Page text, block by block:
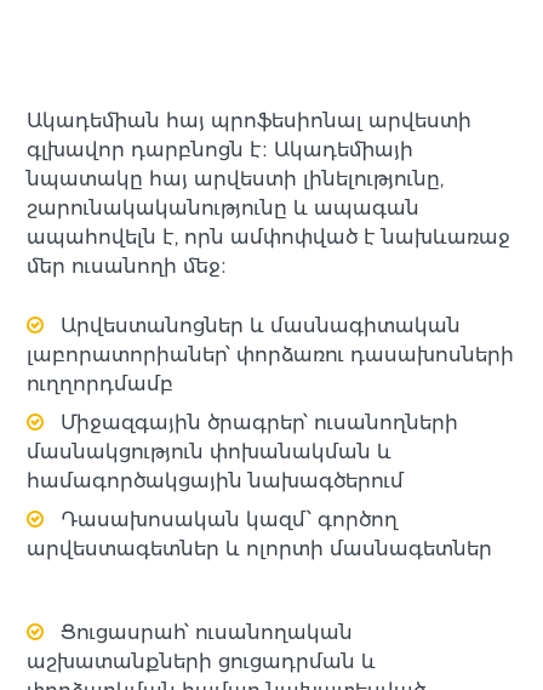
Ակադեմիան հայ պրոֆեսիոնալ արվեստի
գլխավոր դարբնոցն է։ Ակադեմիայի
նպատակը հայ արվեստի լինելությունը,
շարունակականությունը և ապագան
ապահովելն է, որն ամփոփված է նախևառաջ
մեր ուսանողի մեջ։
Արվեստանոցներ և մասնագիտական
լաբորատորիաներ՝ փորձառու դասախոսների
ուղղորդմամբ
Միջազգային ծրագրեր՝ ուսանողների
մասնակցություն փոխանակման և
համագործակցային նախագծերում
Դասախոսական կազմ՝ գործող
արվեստագետներ և ոլորտի մասնագետներ
Ցուցասրահ՝ ուսանողական
աշխատանքների ցուցադրման և